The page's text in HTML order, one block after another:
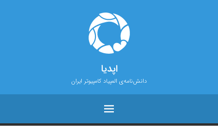
اپدیا
دانش‌نامه‌ی المپیاد کامپیوتر ایران